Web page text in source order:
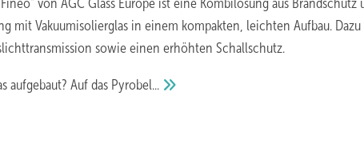
mit Vakuumisolierglas in einem kompakten, leichten Aufbau.
sowie einen erhöhten Schallschutz.
aufgebaut? Auf das Pyrobel...